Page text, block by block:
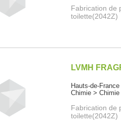
Fabrication de
toilette(2042Z)
LVMH
Hauts-de-
Chimie > Chimie
Fabrication de
toilette(2042Z)